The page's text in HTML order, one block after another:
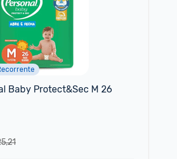
Baby Protect&Sec M 26